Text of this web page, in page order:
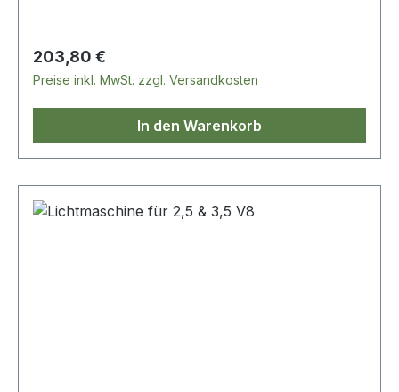
Regulärer Preis:
203,80 €
Preise inkl. MwSt. zzgl. Versandkosten
In den Warenkorb